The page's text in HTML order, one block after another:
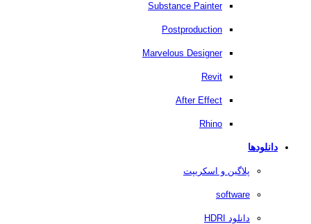
Substance Painter
Postproduction
Marvelous Designer
Revit
After Effect
Rhino
دانلودها
پلاگین و اسکریپت
software
دانلود HDRI